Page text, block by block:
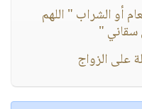
أو الشراب " اللهم
"
على الزواج